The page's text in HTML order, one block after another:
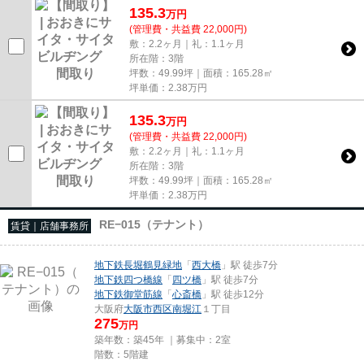
135.3万円
(管理費・共益費 22,000円)
敷：2.2ヶ月｜礼：1.1ヶ月
所在階：3階
坪数：49.99坪｜面積：165.28㎡
坪単価： 2.38万円
135.3万円
(管理費・共益費 22,000円)
敷：2.2ヶ月｜礼：1.1ヶ月
所在階：3階
坪数：49.99坪｜面積：165.28㎡
坪単価： 2.38万円
賃貸｜店舗事務所 RE−015（テナント）
地下鉄長堀鶴見緑地 「西大橋 」駅 徒歩7分
地下鉄四つ橋線 「四ツ橋 」駅 徒歩7分
地下鉄御堂筋線 「心斎橋 」駅 徒歩12分
大阪府大阪市西区南堀江 １丁目
275万円
築年数：築45年 ｜募集中： 2室
階数：5階建